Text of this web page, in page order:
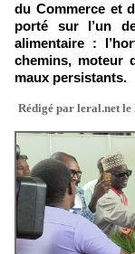
du Commerce et
porté sur l’un
alimentaire :
chemins, moteur
maux persistants.
Rédigé par leral.net le